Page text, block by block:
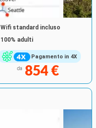
Pagamento in 4X
Wifi standard incluso
100% adulti
da 854 €